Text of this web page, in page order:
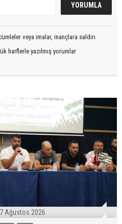
veya imalar, inançlara saldırı
harflerle yazılmış yorumlar
Ağustos 2026